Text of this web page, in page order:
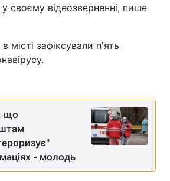
своєму відеозверненні, пише
місті зафіксували п'ять
що
- молодь